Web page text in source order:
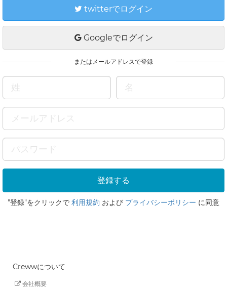
twitterでログイン
Googleでログイン
またはメールアドレスで登録
"登録"をクリックで 利用規約 および プライバシーポリシー に同意
Crewwについて
会社概要